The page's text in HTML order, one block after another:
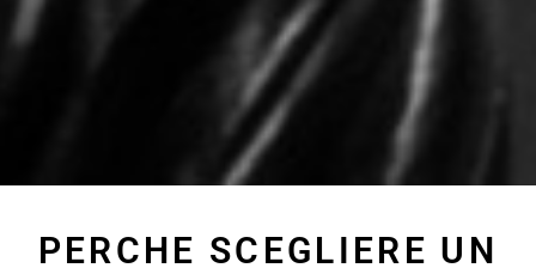
PERCHE SCEGLIERE UN